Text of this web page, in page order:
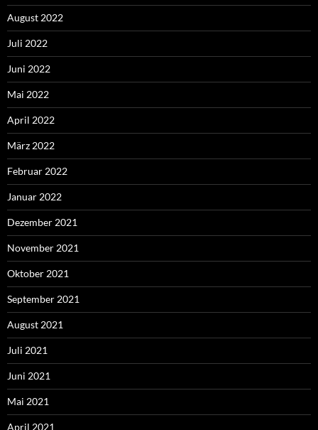
August 2022
Juli 2022
Juni 2022
Mai 2022
April 2022
März 2022
Februar 2022
Januar 2022
Dezember 2021
November 2021
Oktober 2021
September 2021
August 2021
Juli 2021
Juni 2021
Mai 2021
April 2021